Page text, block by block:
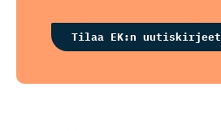
Tilaa EK:n uutiskirjeet